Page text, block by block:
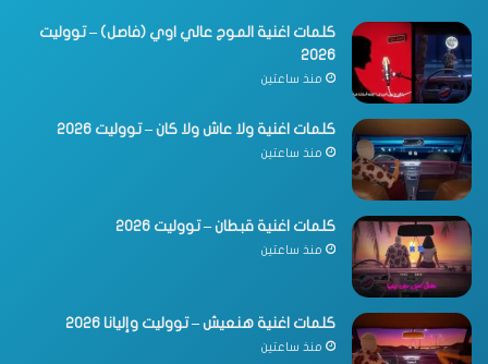
كلمات اغنية الموج عالي اوي (فاصل) – تووليت
2026
منذ ساعتين
كلمات اغنية ولا عاش ولا كان – تووليت 2026
منذ ساعتين
كلمات اغنية قبطان – تووليت 2026
منذ ساعتين
كلمات اغنية هنعيش – تووليت وإليانا 2026
منذ ساعتين